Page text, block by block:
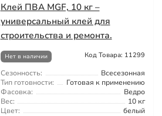
Клей ПВА MGF, 10 кг –
универсальный клей для
строительства и ремонта.
Нет в наличии Код Товара: 11299
Сезонность:
Всесезонная
Тип готовности:
Готовая к применению
Фасовка:
Ведро
Вес:
10 кг
Цвет:
белый